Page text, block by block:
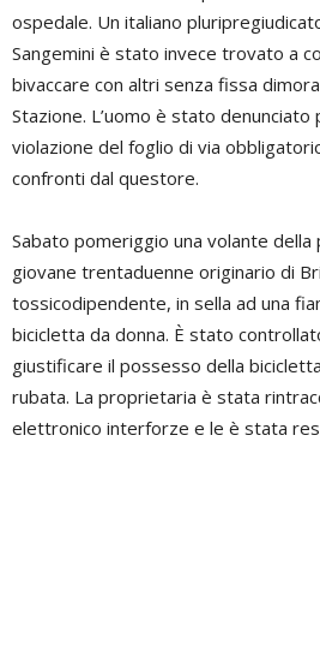
ospedale. Un italiano
Sangemini è stato invece trovato a
bivaccare con altri senza fissa
Stazione. L’uomo è stato
violazione del foglio di via
confronti dal questore.
Sabato pomeriggio una volante della
giovane trentaduenne originario di
tossicodipendente, in sella ad una
bicicletta da donna. È stato
giustificare il possesso della
rubata. La proprietaria è stata
elettronico interforze e le è stata